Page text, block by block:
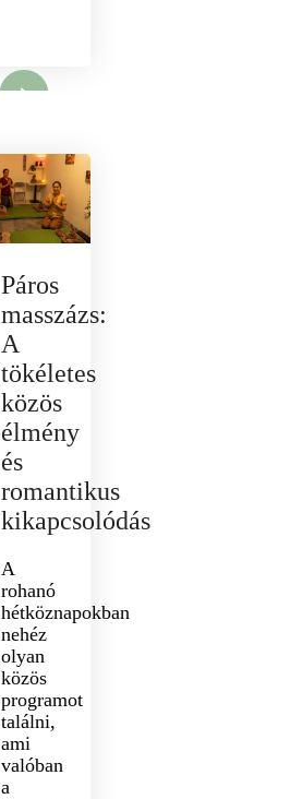
Páros
masszázs:
A
tökéletes
közös
élmény
és
romantikus
kikapcsolódás
A
rohanó
hétköznapokban
nehéz
olyan
közös
programot
találni,
ami
valóban
a